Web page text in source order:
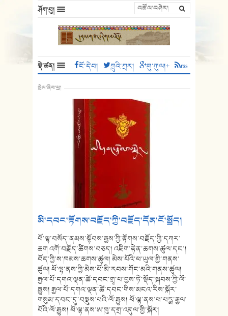
ཤོག་བུ།
སྡེ་ཚན། ངོ་དེབ། ཀྲུའི་ཀྲར། གུ་ཀུལ།+ rss
སྤེལ་ཞིབ་ཕྲ།
མི་དབང་རྟོགས་བརྗོད་ཀྱི་བརྗོད་དོན་ངོ་སྤྲོད།
ཕོ་ལྷ་བསོད་ནམས་སྟོབས་རྒྱས་ཀྱི་རྟོགས་བརྗོད་ཀྱི་དཀར་
ཆག འགོ་བརྗོད་ཚིགས་བཅད། འཇིག་རྟེན་ཆགས་ཚུལ་དང་།
བོད་ཀྱི་ས་ཁམས་ཆགས་ཚུལ། མེས་པོའི་ཕ་ཡུལ་གྱི་གནས་
ཚུལ། ཕོ་ལྷ་ནས་ཀྱི་མེས་པོ་མི་རབས་གོང་མའི་གནས་ཚུལ།
རྒྱལ་པོ་དགའ་ལྡན་ཚེ་དབང་གྲྭ་པ་བྱས་ཏེ་སྡོད་སྐབས་ཀྱི་ལོ་
རྒྱུས། རྒྱལ་པོ་དགའ་ལྡན་ཚེ་དབང་གིས་མངའ་རིས་སྐོར་
གསུམ་དབང་དུ་བསྡུས་པའི་ལོ་རྒྱུས། ཕོ་ལྷ་ནས་ཕ་པདྨ་རྒྱལ་
པོའི་ལོ་རྒྱུས། ཕོ་ལྷ་ནས་ཨ་ཁུ་དགྲ་འདུལ་གྱི་སྐོར།